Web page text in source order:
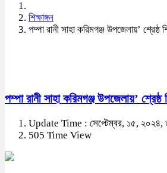
শিক্ষাঙ্গন
পম্পা রানী সাহা করিমগঞ্জ উপজেলায়’ শ্রেষ্ঠ
পম্পা রানী সাহা করিমগঞ্জ উপজেলায়’ শ্রেষ্ঠ
Update Time : সেপ্টেম্বর, ১৫, ২০২৪,
505 Time View